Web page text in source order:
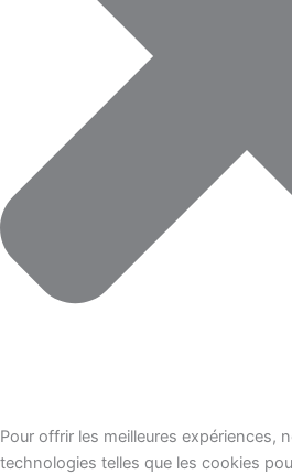
Pour offrir les meilleures expériences,
technologies telles que les cookies